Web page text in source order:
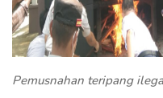
Pemusnahan teripang